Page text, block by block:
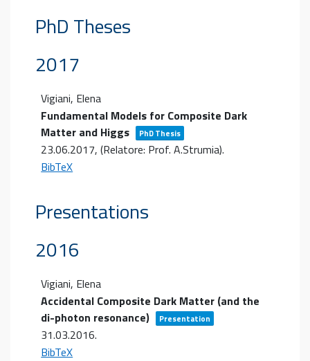
PhD Theses
2017
Vigiani, Elena
Fundamental Models for Composite Dark
Matter and Higgs
PhD Thesis
23.06.2017, (Relatore: Prof. A.Strumia).
BibTeX
Presentations
2016
Vigiani, Elena
Accidental Composite Dark Matter (and the
di-photon resonance)
Presentation
31.03.2016.
BibTeX